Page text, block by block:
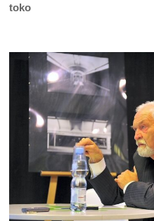
toko